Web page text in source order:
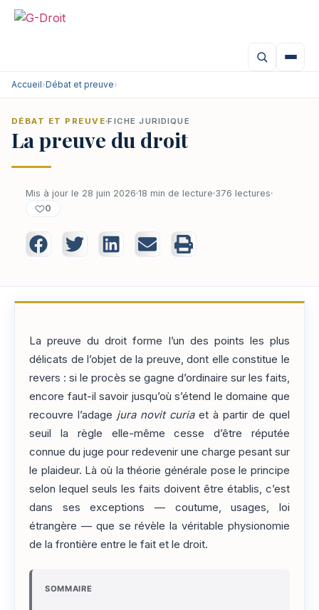
Accueil›Débat et preuve›
DÉBAT ET PREUVE FICHE JURIDIQUE
La preuve du droit
Mis à jour le 28 juin 2026 18 min de lecture 376 lectures
0
La preuve du droit forme l’un des points les plus
délicats de l’objet de la preuve, dont elle constitue le
revers : si le procès se gagne d’ordinaire sur les faits,
encore faut-il savoir jusqu’où s’étend le domaine que
recouvre l’adage jura novit curiaet à partir de quel
seuil la règle elle-même cesse d’être réputée
connue du juge pour redevenir une charge pesant sur
le plaideur. Là où la théorie générale pose le principe
selon lequel seuls les faits doivent être établis, c’est
dans ses exceptions — coutume, usages, loi
étrangère — que se révèle la véritable physionomie
de la frontière entre le fait et le droit.
SOMMAIRE